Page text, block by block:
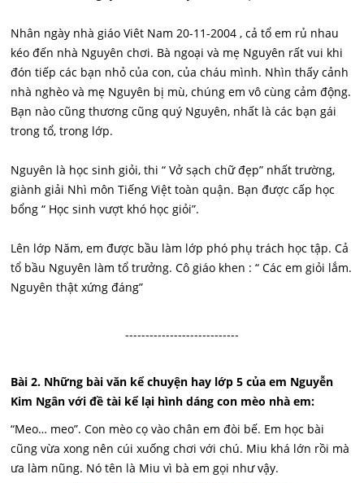
Nhân ngày nhà giáo Viêt Nam 20-11-2004 , cả tổ em rủ nhau
kéo đến nhà Nguyên chơi. Bà ngoại và mẹ Nguyên rất vui khi
đón tiếp các bạn nhỏ của con, của cháu mình. Nhìn thấy cảnh
nhà nghèo và mẹ Nguyên bị mù, chúng em vô cùng cảm động.
Bạn nào cũng thương cũng quý Nguyên, nhất là các bạn gái
trong tổ, trong lớp.
Nguyên là học sinh giỏi, thi “ Vở sạch chữ đẹp” nhất trường,
giành giải Nhì môn Tiếng Việt toàn quận. Bạn được cấp học
bổng “ Học sinh vượt khó học giỏi”.
Lên lớp Năm, em được bầu làm lớp phó phụ trách học tập. Cả
tổ bầu Nguyên làm tổ trưởng. Cô giáo khen : “ Các em giỏi lắm.
Nguyên thật xứng đáng”
----------------------------
Bài 2. Những bài văn kể chuyện hay lớp 5 của em Nguyễn
Kim Ngân với đề tài kể lại hình dáng con mèo nhà em:
“Meo… meo”. Con mèo cọ vào chân em đòi bế. Em học bài
cũng vừa xong nên cúi xuống chơi với chú. Miu khá lớn rồi mà
ưa làm nũng. Nó tên là Miu vì bà em gọi như vậy.